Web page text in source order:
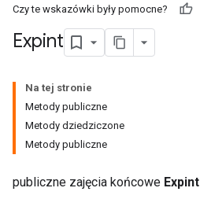
Czy te wskazówki były pomocne?
Expint
Na tej stronie
Metody publiczne
Metody dziedziczone
Metody publiczne
publiczne zajęcia końcowe Expint